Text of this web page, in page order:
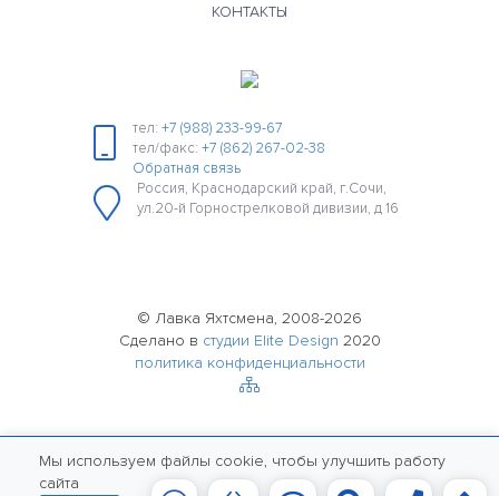
КОНТАКТЫ
тел: +7 (988) 233-99-67
тел/факс: +7 (862) 267-02-38
Обратная связь
Россия, Краснодарский край, г.Сочи,
ул.20-й Горнострелковой дивизии, д 16
© Лавка Яхтсмена, 2008-2026
Сделано в студии Elite Design 2020
политика конфиденциальности
Мы используем файлы cookie, чтобы улучшить работу
сайта